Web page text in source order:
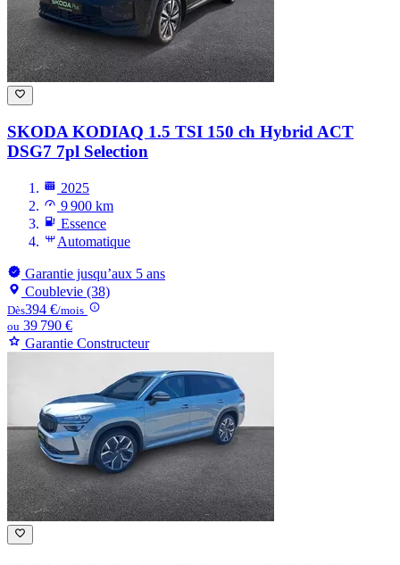
SKODA KODIAQ 1.5 TSI 150 ch Hybrid ACT
DSG7 7pl Selection
2025
9 900 km
Essence
Automatique
Garantie jusqu’aux 5 ans
Coublevie (38)
Dès394 €/mois
ou 39 790 €
Garantie Constructeur